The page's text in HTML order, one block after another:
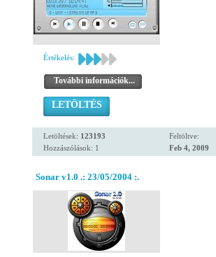
Értékelés:
További információk...
LETÖLTÉS
Letöltések: 123193
Hozzászólások: 1
Feltöltve:
Feb 4, 2009
Sonar v1.0 .: 23/05/2004 :.